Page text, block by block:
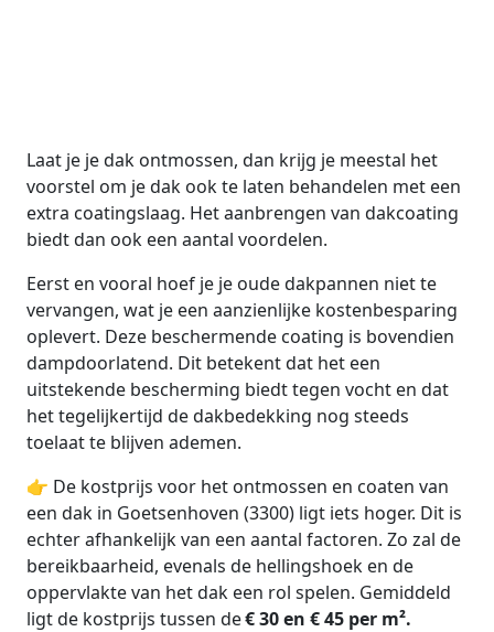
Laat je je dak ontmossen, dan krijg je meestal het
voorstel om je dak ook te laten behandelen met een
extra coatingslaag. Het aanbrengen van dakcoating
biedt dan ook een aantal voordelen.
Eerst en vooral hoef je je oude dakpannen niet te
vervangen, wat je een aanzienlijke kostenbesparing
oplevert. Deze beschermende coating is bovendien
dampdoorlatend. Dit betekent dat het een
uitstekende bescherming biedt tegen vocht en dat
het tegelijkertijd de dakbedekking nog steeds
toelaat te blijven ademen.
👉 De kostprijs voor het ontmossen en coaten van
een dak in Goetsenhoven (3300) ligt iets hoger. Dit is
echter afhankelijk van een aantal factoren. Zo zal de
bereikbaarheid, evenals de hellingshoek en de
oppervlakte van het dak een rol spelen. Gemiddeld
ligt de kostprijs tussen de€ 30 en € 45 per m².